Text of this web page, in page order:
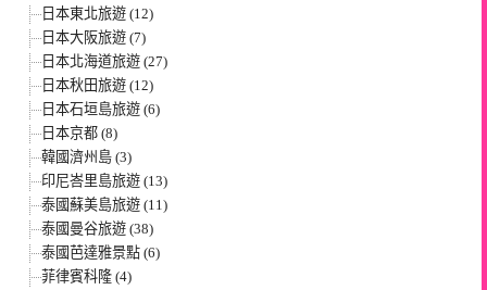
日本東北旅遊 (12)
日本大阪旅遊 (7)
日本北海道旅遊 (27)
日本秋田旅遊 (12)
日本石垣島旅遊 (6)
日本京都 (8)
韓國濟州島 (3)
印尼峇里島旅遊 (13)
泰國蘇美島旅遊 (11)
泰國曼谷旅遊 (38)
泰國芭達雅景點 (6)
菲律賓科隆 (4)